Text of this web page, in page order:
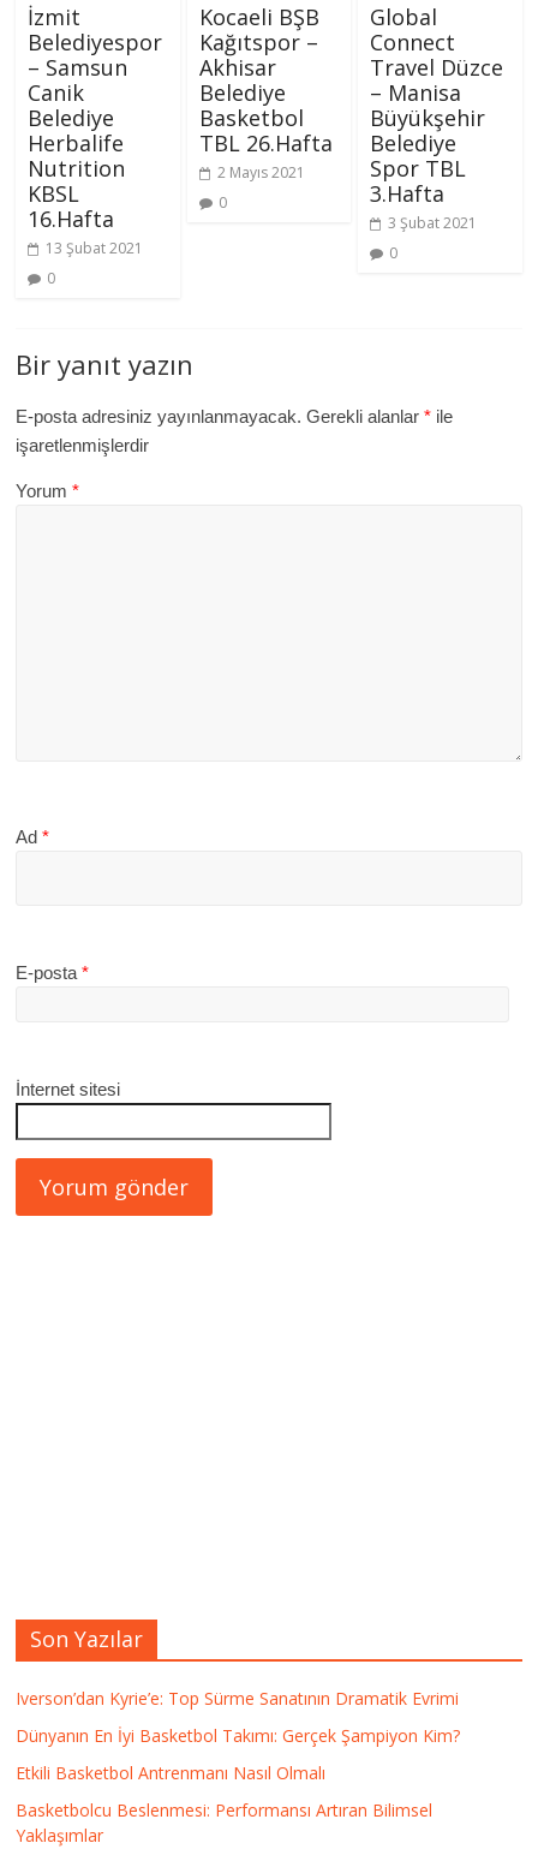
İzmit
Belediyespor
– Samsun
Canik
Belediye
Herbalife
Nutrition
KBSL
16.Hafta
13 Şubat 2021
0
Kocaeli BŞB
Kağıtspor –
Akhisar
Belediye
Basketbol
TBL 26.Hafta
2 Mayıs 2021
0
Global
Connect
Travel Düzce
– Manisa
Büyükşehir
Belediye
Spor TBL
3.Hafta
3 Şubat 2021
0
Bir yanıt yazın
E-posta adresiniz yayınlanmayacak. Gerekli alanlar* ile
işaretlenmişlerdir
Yorum*
Ad*
E-posta*
İnternet sitesi
Son Yazılar
Iverson’dan Kyrie’e: Top Sürme Sanatının Dramatik Evrimi
Dünyanın En İyi Basketbol Takımı: Gerçek Şampiyon Kim?
Etkili Basketbol Antrenmanı Nasıl Olmalı
Basketbolcu Beslenmesi: Performansı Artıran Bilimsel
Yaklaşımlar